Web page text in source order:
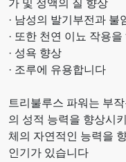
가 및 정액의 질 향상
· 남성의 발기부전과 불
· 또한 천연 이뇨 작용
· 성욕 향상
· 조루에 유용합니다
트리불루스 파워는 부
의 성적 능력을 향상시
체의 자연적인 능력을
인기가 있습니다